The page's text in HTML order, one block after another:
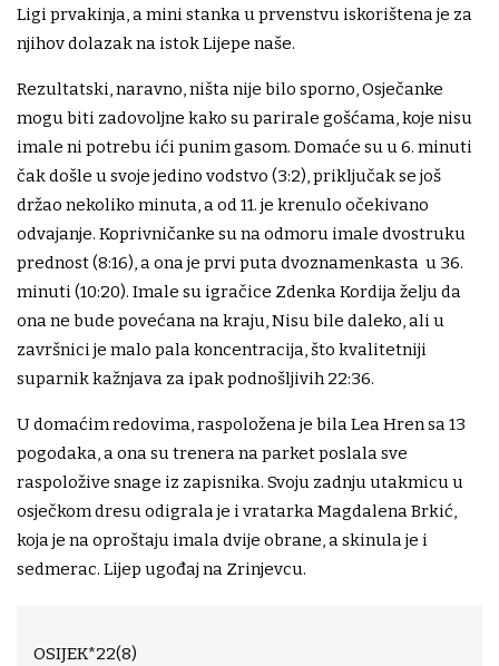
Ligi prvakinja, a mini stanka u prvenstvu iskorištena je za
njihov dolazak na istok Lijepe naše.
Rezultatski, naravno, ništa nije bilo sporno, Osječanke
mogu biti zadovoljne kako su parirale gošćama, koje nisu
imale ni potrebu ići punim gasom. Domaće su u 6. minuti
čak došle u svoje jedino vodstvo (3:2), priključak se još
držao nekoliko minuta, a od 11. je krenulo očekivano
odvajanje. Koprivničanke su na odmoru imale dvostruku
prednost (8:16), a ona je prvi puta dvoznamenkasta u 36.
minuti (10:20). Imale su igračice Zdenka Kordija želju da
ona ne bude povećana na kraju, Nisu bile daleko, ali u
završnici je malo pala koncentracija, što kvalitetniji
suparnik kažnjava za ipak podnošljivih 22:36.
U domaćim redovima, raspoložena je bila Lea Hren sa 13
pogodaka, a ona su trenera na parket poslala sve
raspoložive snage iz zapisnika. Svoju zadnju utakmicu u
osječkom dresu odigrala je i vratarka Magdalena Brkić,
koja je na oproštaju imala dvije obrane, a skinula je i
sedmerac. Lijep ugođaj na Zrinjevcu.
OSIJEK*22(8)